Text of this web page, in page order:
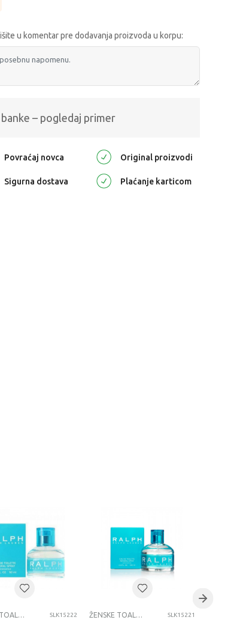
u komentar pre dodavanja proizvoda u korpu:
– pogledaj primer
Povraćaj novca Original proizvodi
Sigurna dostava Plaćanje karticom
ŽENSKE TOALETNE VODE SLK15222 ŽENSKE TOALETNE VODE SLK15221